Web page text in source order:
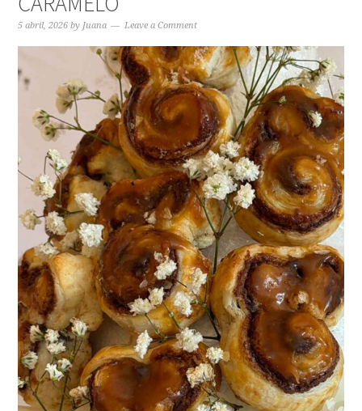
5 abril, 2026 by Juana Leave a Comment